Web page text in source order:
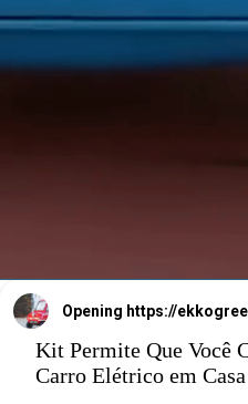
km/h.
Opening
Kit Permite Que Você
Carro Elétrico em